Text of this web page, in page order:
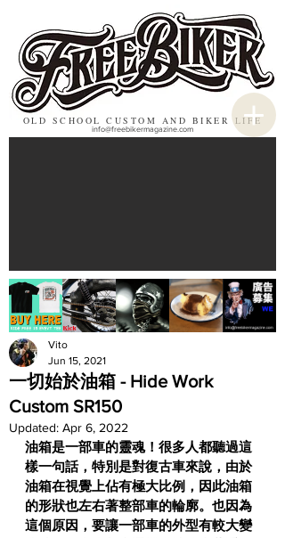
OLD SCHOOL CUSTOM AND BIKER LIFE
info@freebikermagazine.com
一切始於油箱 - Hide Work
Custom SR150
Vito
Jun 15, 2021
Updated: Apr 6, 2022
油箱是一部車的靈魂！很多人都聽過這
樣一句話，特別是對復古車來說，由於
油箱在視覺上佔有極大比例，因此油箱
的形狀也左右著整部車的輪廓。也因為
這個原因，要讓一部車的外型有較大變